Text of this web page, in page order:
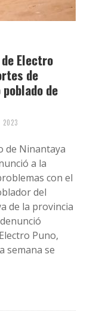
Electro
de
de
2023
de Ninantaya
a la
con el
del
de la provincia
Puno,
semana se